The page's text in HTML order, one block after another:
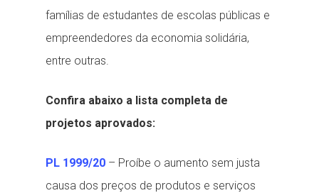
famílias de estudantes de escolas públicas e
empreendedores da economia solidária,
entre outras.
Confira abaixo a lista completa de
projetos aprovados:
PL 1999/20 – Proíbe o aumento sem justa
causa dos preços de produtos e serviços